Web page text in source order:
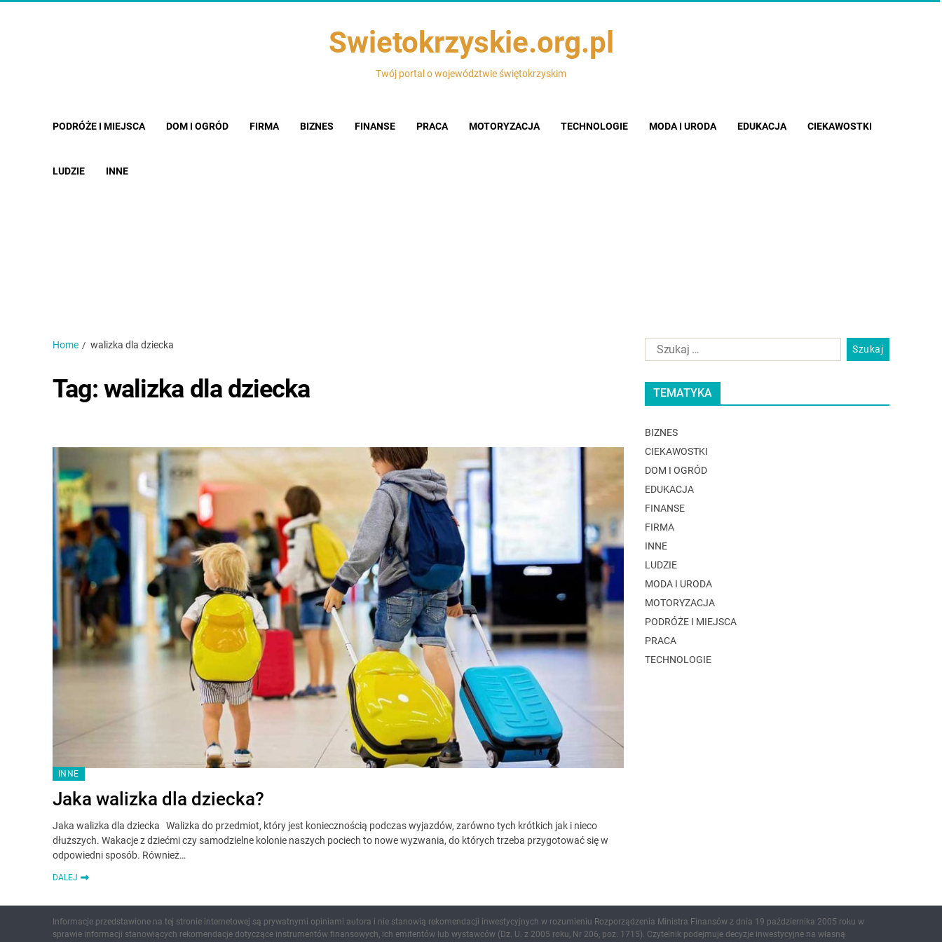
Swietokrzyskie.org.pl
Twój portal o województwie świętokrzyskim
PODRÓŻE I MIEJSCA DOM I OGRÓD FIRMA BIZNES FINANSE PRACA MOTORYZACJA TECHNOLOGIE MODA I URODA EDUKACJA CIEKAWOSTKI
LUDZIE INNE
Home walizka dla dziecka
Tag:walizka dla dziecka
INNE
Jaka walizka dla dziecka?
Jaka walizka dla dziecka Walizka do przedmiot, który jest koniecznością podczas wyjazdów, zarówno tych krótkich jak i nieco
dłuższych. Wakacje z dziećmi czy samodzielne kolonie naszych pociech to nowe wyzwania, do których trzeba przygotować się w
odpowiedni sposób. Również…
DALEJ
TEMATYKA
BIZNES
CIEKAWOSTKI
DOM I OGRÓD
EDUKACJA
FINANSE
FIRMA
INNE
LUDZIE
MODA I URODA
MOTORYZACJA
PODRÓŻE I MIEJSCA
PRACA
TECHNOLOGIE
Informacje przedstawione na tej stronie internetowej są prywatnymi opiniami autora i nie stanowią rekomendacji inwestycyjnych w rozumieniu Rozporządzenia Ministra Finansów z dnia 19 października 2005 roku w
sprawie informacji stanowiących rekomendacje dotyczące instrumentów finansowych, ich emitentów lub wystawców (Dz. U. z 2005 roku, Nr 206, poz. 1715). Czytelnik podejmuje decyzje inwestycyjne na własną